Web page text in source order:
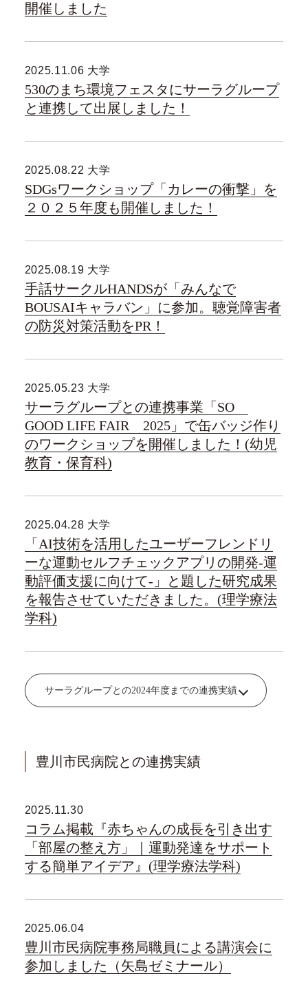
開催しました
2025.11.06 大学
530のまち環境フェスタにサーラグループ
と連携して出展しました！
2025.08.22 大学
SDGsワークショップ「カレーの衝撃」を
２０２５年度も開催しました！
2025.08.19 大学
手話サークルHANDSが「みんなで
BOUSAIキャラバン」に参加。聴覚障害者
の防災対策活動をPR！
2025.05.23 大学
サーラグループとの連携事業「SO
GOOD LIFE FAIR 2025」で缶バッジ作り
のワークショップを開催しました！(幼児
教育・保育科)
2025.04.28 大学
「AI技術を活用したユーザーフレンドリ
ーな運動セルフチェックアプリの開発-運
動評価支援に向けて-」と題した研究成果
を報告させていただきました。(理学療法
学科)
サーラグループとの2024年度までの連携実績
豊川市民病院との連携実績
2025.11.30
コラム掲載『赤ちゃんの成長を引き出す
「部屋の整え方」｜運動発達をサポート
する簡単アイデア』(理学療法学科)
2025.06.04
豊川市民病院事務局職員による講演会に
参加しました（矢島ゼミナール）